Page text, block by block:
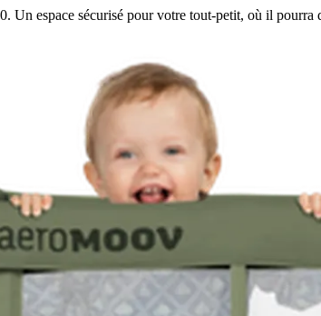
Un espace sécurisé pour votre tout-petit, où il